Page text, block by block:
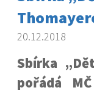
20.12.2018
Sbírka
pořádá